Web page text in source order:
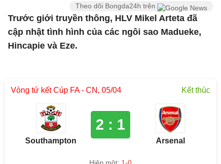
Theo dõi Bongda24h trên
Trước giới truyền thông, HLV Mikel Arteta đã
cập nhật tình hình của các ngôi sao Madueke,
Hincapie và Eze.